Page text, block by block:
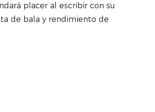
placer al escribir con su
de bala y rendimiento de